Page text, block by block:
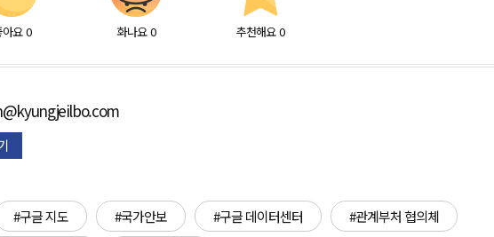
요 0 화나요 0 추천해요 0
#구글 지도 #국가안보 #구글 데이터센터
#관계부처 협의체